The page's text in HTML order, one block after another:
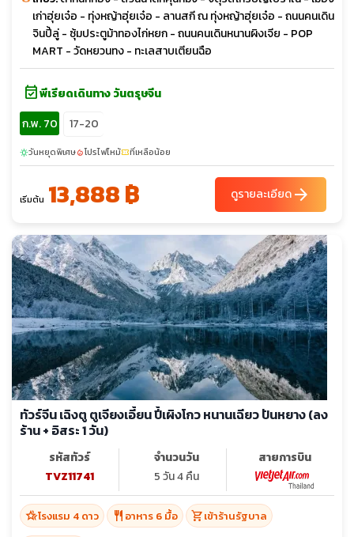
เก่าฮุ่ยเจ๋อ - ทุ่งหญ้าฮุ่ยเจ๋อ - ลานสกี ณ ทุ่งหญ้าฮุ่ยเจ๋อ - ถนนคนเดิน
จินปี้ลู่ - ซุ้มประตูม้าทองไก่หยก - ถนนคนเดินหนานผิงเจีย - POP
MART - วัดหยวนทง - ทะเลสาบเตียนฉือ
event_availableพีเรียดเดินทาง วันตรุษจีน
ก.พ. 70
17-20
sunnyวันหยุดพิเศษlocal_fire_departmentโปรไฟไหม้confirmation_numberที่เหลือน้อย
เริ่มต้น 13,888 ฿ ดูรายละเอียดarrow_forward
ทัวร์จีน เฉิงตู ตูเจียงเอี้ยน ปี้เผิงโกว หนานเฉียว ปันหยาง (ลง
ร้าน + อิสระ 1 วัน)
รหัสทัวร์
TVZ11741
จำนวนวัน
5 วัน 4 คืน
สายการบิน
hotel_classโรงแรม 4 ดาว restaurant อาหาร 6 มื้อ shopping_cartเข้าร้านรัฐบาล